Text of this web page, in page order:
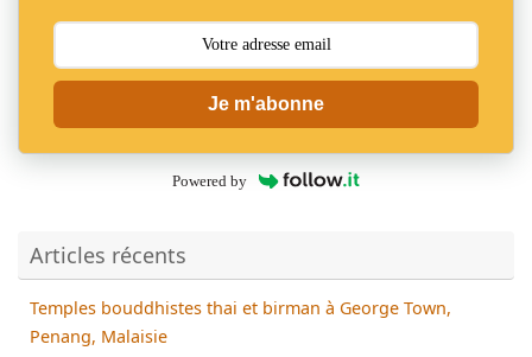
Je m'abonne
Powered by
Articles récents
Temples bouddhistes thai et birman à George Town,
Penang, Malaisie